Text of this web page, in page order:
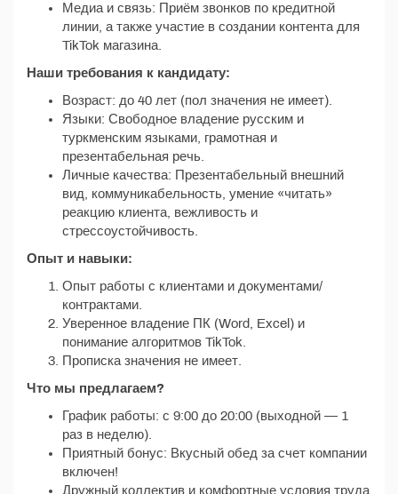
Медиа и связь: Приём звонков по кредитной
линии, а также участие в создании контента для
TikTok магазина.
Наши требования к кандидату:
Возраст: до 40 лет (пол значения не имеет).
Языки: Свободное владение русским и
туркменским языками, грамотная и
презентабельная речь.
Личные качества: Презентабельный внешний
вид, коммуникабельность, умение «читать»
реакцию клиента, вежливость и
стрессоустойчивость.
Опыт и навыки:
Опыт работы с клиентами и документами/
контрактами.
Уверенное владение ПК (Word, Excel) и
понимание алгоритмов TikTok.
Прописка значения не имеет.
Что мы предлагаем?
График работы: с 9:00 до 20:00 (выходной — 1
раз в неделю).
Приятный бонус: Вкусный обед за счет компании
включен!
Дружный коллектив и комфортные условия труда